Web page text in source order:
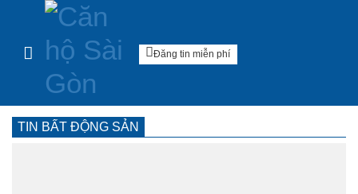
Skip to content
Đăng tin miễn phí
TIN BẤT ĐỘNG SẢN